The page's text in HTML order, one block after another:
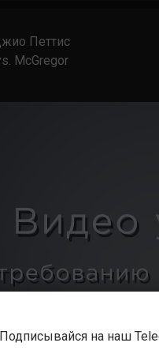
Петтис
McGregor
Подписывайся на наш